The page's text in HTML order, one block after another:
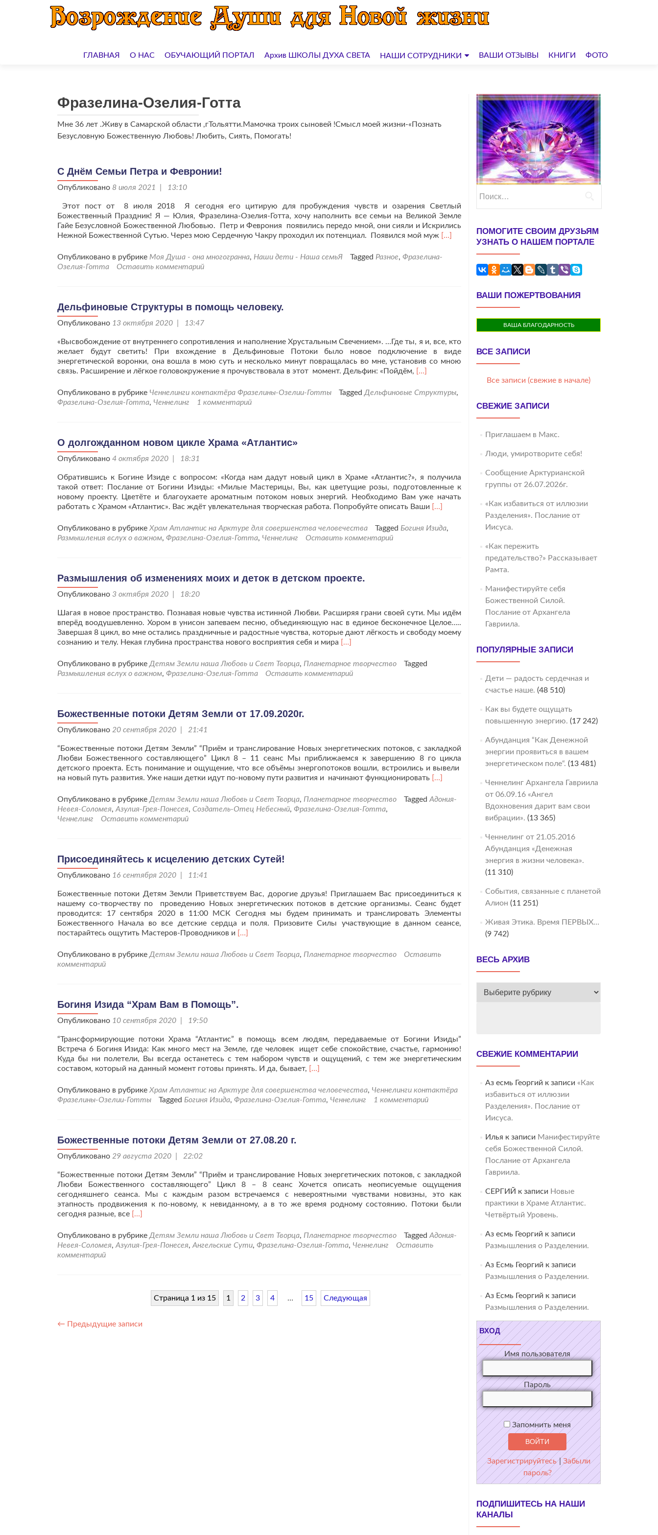
кГЛАВНАЯ О НАС ОБУЧАЮЩИЙ ПОРТАЛ Архив ШКОЛЫ ДУХА СВЕТА НАШИ СОТРУДНИКИ ВАШИ ОТЗЫВЫ КНИГИ ФОТО
Фразелина-Озелия-Готта
Мне 36 лет .Живу в Самарской области ,гТольятти.Мамочка троих сыновей !Смысл моей жизни-«Познать
Безусловную Божественную Любовь! Любить, Сиять, Помогать!
С Днём Семьи Петра и Февронии!
Опубликовано 8 июля 2021 | 13:10
Этот пост от 8 июля 2018 Я сегодня его цитирую для пробуждения чувств и озарения Светлый
Божественный Праздник! Я — Юлия, Фразелина-Озелия-Готта, хочу наполнить все семьи на Великой Земле
Гайе Безусловной Божественной Любовью. Петр и Феврония появились передо мной, они сияли и Искрились
Нежной Божественной Сутью. Через мою Сердечную Чакру проходил их потенциал. Появился мой муж Читать
[…]
Опубликовано в рубрике Моя Душа - она многогранна, Наши дети - Наша семьЯ Tagged Разное, Фразелина-
Озелия-Готта
Оставить комментарий
Дельфиновые Структуры в помощь человеку.
Опубликовано 13 октября 2020 | 13:47
«Высвобождение от внутреннего сопротивления и наполнение Хрустальным Свечением». …Где ты, я и, все, кто
желает будут светить! При вхождение в Дельфиновые Потоки было новое подключение в виде
энергетической воронки, она вошла в мою суть и несколько минут повращалась во мне, установив со мною
связь. Расширение и лёгкое головокружение я прочувствовала в этот момент. Дельфин: «Пойдём, Читать
проДельфиновые
[…]
Опубликовано в рубрике Ченнелинги контактёра Фразелины-Озелии-Готты Tagged Дельфиновые Структуры,
Фразелина-Озелия-Готта, Ченнелинг 1 комментарий
О долгожданном новом цикле Храма «Атлантис»
Опубликовано 4 октября 2020 | 18:31
Обратившись к Богине Изиде с вопросом: «Когда нам дадут новый цикл в Храме «Атлантис?», я получила
такой ответ: Послание от Богини Изиды: «Милые Мастерицы, Вы, как цветущие розы, подготовленные к
новому проекту. Цветёте и благоухаете ароматным потоком новых энергий. Необходимо Вам уже начать
работать с Храмом «Атлантис». Вас ждёт увлекательная творческая работа. Попробуйте описать Ваши Читать
проО
[…]
Опубликовано в рубрике Храм Атлантис на Арктуре для совершенства человечества Tagged Богиня Изида,
Размышления вслух о важном, Фразелина-Озелия-Готта, Ченнелинг Оставить комментарий
Размышления об изменениях моих и деток в детском проекте.
Опубликовано 3 октября 2020 | 18:20
Шагая в новое пространство. Познавая новые чувства истинной Любви. Расширяя грани своей сути. Мы идём
вперёд воодушевленно. Хором в унисон запеваем песню, объединяющую нас в единое бесконечное Целое…..
Завершая 8 цикл, во мне остались праздничные и радостные чувства, которые дают лёгкость и свободу моему
сознанию и телу. Некая глубина пространства нового восприятия себя и мира Читать
проРазмышления
об
[…]
Опубликовано в рубрике Детям Земли наша Любовь и Свет Творца, Планетарное творчество
Tagged
Размышления вслух о важном, Фразелина-Озелия-Готта Оставить комментарий
Божественные потоки Детям Земли от 17.09.2020г.
Опубликовано 20 сентября 2020 | 21:41
“Божественные потоки Детям Земли” “Приём и транслирование Новых энергетических потоков, с закладкой
Любви Божественного составляющего” Цикл 8 – 11 сеанс Мы приближаемся к завершению 8 го цикла
детского проекта. Есть понимание и ощущение, что все объёмы энергопотоков вошли, встроились и вывели
на новый путь развития. Уже наши детки идут по-новому пути развития и начинают функционировать Читать
проБожественные
[…]
Опубликовано в рубрике Детям Земли наша Любовь и Свет Творца, Планетарное творчество Tagged Адония-
Невея-Соломея, Азулия-Грея-Понесея, Создатель-Отец Небесный, Фразелина-Озелия-Готта,
Ченнелинг
Оставить комментарий
Присоединяйтесь к исцелению детских Сутей!
Опубликовано 16 сентября 2020 | 11:41
Божественные потоки Детям Земли Приветствуем Вас, дорогие друзья! Приглашаем Вас присоединиться к
нашему со-творчеству по проведению Новых энергетических потоков в детские организмы. Сеанс будет
проводится: 17 сентября 2020 в 11:00 МСК Сегодня мы будем принимать и транслировать Элементы
Божественного Начала во все детские сердца и поля. Призовите Силы участвующие в данном сеансе,
постарайтесь ощутить Мастеров-Проводников и Читать
проПрисоединяйтесь
[…]
Опубликовано в рубрике Детям Земли наша Любовь и Свет Творца, Планетарное творчество
Оставить
комментарий
Богиня Изида “Храм Вам в Помощь”.
Опубликовано 10 сентября 2020 | 19:50
“Трансформирующие потоки Храма “Атлантис” в помощь всем людям, передаваемые от Богини Изиды”
Встреча 6 Богиня Изида: Как много мест на Земле, где человек ищет себе спокойствие, счастье, гармонию!
Куда бы ни полетели, Вы всегда останетесь с тем набором чувств и ощущений, с тем же энергетическим
составом, который на данный момент готовы принять. И да, бывает, Читать
проБогиня
Изида
[…]
Опубликовано в рубрике Храм Атлантис на Арктуре для совершенства человечества, Ченнелинги контактёра
Фразелины-Озелии-Готты
Tagged Богиня Изида, Фразелина-Озелия-Готта, Ченнелинг 1 комментарий
Божественные потоки Детям Земли от 27.08.20 г.
Опубликовано 29 августа 2020 | 22:02
“Божественные потоки Детям Земли” “Приём и транслирование Новых энергетических потоков, с закладкой
Любви Божественного составляющего” Цикл 8 – 8 сеанс Хочется описать неописуемые ощущения
сегодняшнего сеанса. Мы с каждым разом встречаемся с невероятными чувствами новизны, это как
этапность продвижения к по-новому, к невиданному, а в то же время родному состоянию. Потоки были
сегодня разные, все Читать
проБожественные
потоки
[…]
Опубликовано в рубрике Детям Земли наша Любовь и Свет Творца, Планетарное творчество Tagged Адония-
Невея-Соломея, Азулия-Грея-Понесея, Ангельские Сути, Фразелина-Озелия-Готта, Ченнелинг
Оставить
комментарий
Страница 1 из 15 1 2 3 4 … 15 Следующая
Навигация
← Предыдущие записи
ПОМОГИТЕ СВОИМ ДРУЗЬЯМ
УЗНАТЬ О НАШЕМ ПОРТАЛЕ
ВАШИ ПОЖЕРТВОВАНИЯ
ВАША БЛАГОДАРНОСТЬ
ВСЕ ЗАПИСИ
Все записи (свежие в начале)
СВЕЖИЕ ЗАПИСИ
Приглашаем в Макс.
Люди, умиротворите себя!
Сообщение Арктурианской
группы от 26.07.2026г.
«Как избавиться от иллюзии
Разделения». Послание от
Иисуса.
«Как пережить
предательство?» Рассказывает
Рамта.
Манифестируйте себя
Божественной Силой.
Послание от Архангела
Гавриила.
ПОПУЛЯРНЫЕ ЗАПИСИ
Дети — радость сердечная и
счастье наше. (48 510)
Как вы будете ощущать
повышенную энергию. (17 242)
Абунданция “Как Денежной
энергии проявиться в вашем
энергетическом поле“. (13 481)
Ченнелинг Архангела Гавриила
от 06.09.16 «Ангел
Вдохновения дарит вам свои
вибрации». (13 365)
Ченнелинг от 21.05.2016
Абунданция «Денежная
энергия в жизни человека».
(11 310)
События, связанные с планетой
Алион (11 251)
Живая Этика. Время ПЕРВЫХ…
(9 742)
ВЕСЬ АРХИВ
ВЕСЬ
СВЕЖИЕ КОММЕНТАРИИ
Аз есмь Георгий к записи «Как
избавиться от иллюзии
Разделения». Послание от
Иисуса.
Илья к записи Манифестируйте
себя Божественной Силой.
Послание от Архангела
Гавриила.
СЕРГИЙ к записи Новые
практики в Храме Атлантис.
Четвёртый Уровень.
Аз есмь Георгий к записи
Размышления о Разделении.
Аз Есмь Георгий к записи
Размышления о Разделении.
Аз Есмь Георгий к записи
Размышления о Разделении.
ВХОД
Имя пользователя
Пароль
Запомнить меня
Зарегистрируйтесь | Забыли
пароль?
ПОДПИШИТЕСЬ НА НАШИ
КАНАЛЫ